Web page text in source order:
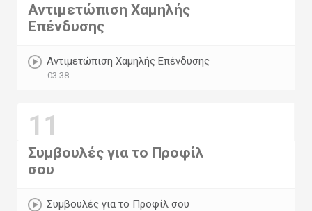
Αντιμετώπιση Χαμηλής
Επένδυσης
Αντιμετώπιση Χαμηλής Επένδυσης
03:38
11
Συμβουλές για το Προφίλ
σου
Συμβουλές για το Προφίλ σου